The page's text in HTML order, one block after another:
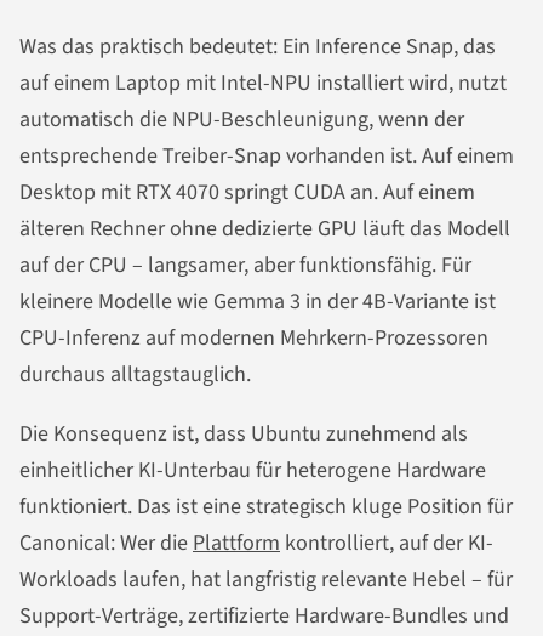
Was das praktisch bedeutet: Ein Inference Snap, das
auf einem Laptop mit Intel-NPU installiert wird, nutzt
automatisch die NPU-Beschleunigung, wenn der
entsprechende Treiber-Snap vorhanden ist. Auf einem
Desktop mit RTX 4070 springt CUDA an. Auf einem
älteren Rechner ohne dedizierte GPU läuft das Modell
auf der CPU – langsamer, aber funktionsfähig. Für
kleinere Modelle wie Gemma 3 in der 4B-Variante ist
CPU-Inferenz auf modernen Mehrkern-Prozessoren
durchaus alltagstauglich.
Die Konsequenz ist, dass Ubuntu zunehmend als
einheitlicher KI-Unterbau für heterogene Hardware
funktioniert. Das ist eine strategisch kluge Position für
Canonical: Wer diePlattform kontrolliert, auf der KI-
Workloads laufen, hat langfristig relevante Hebel – für
Support-Verträge, zertifizierte Hardware-Bundles und